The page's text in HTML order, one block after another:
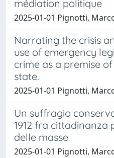
médiation politique
2025-01-01 Pignotti,
Narrating the crisis
use of emergency
crime as a premise
state.
2025-01-01 Pignotti,
Un suffragio
1912 fra
delle masse
2025-01-01 Pignotti,